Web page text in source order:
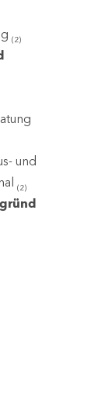
(2)
und
(2)